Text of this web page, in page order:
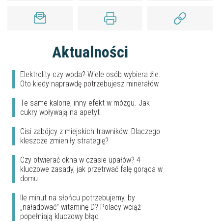
Aktualności
Elektrolity czy woda? Wiele osób wybiera źle.
Oto kiedy naprawdę potrzebujesz minerałów
Te same kalorie, inny efekt w mózgu. Jak
cukry wpływają na apetyt
Cisi zabójcy z miejskich trawników. Dlaczego
kleszcze zmieniły strategię?
Czy otwierać okna w czasie upałów? 4
kluczowe zasady, jak przetrwać falę gorąca w
domu
Ile minut na słońcu potrzebujemy, by
„naładować” witaminę D? Polacy wciąż
popełniają kluczowy błąd